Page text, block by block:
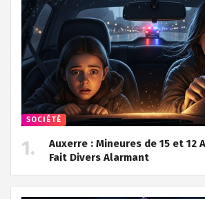
SOCIÉTÉ
Auxerre : Mineures de 15 et 12
Fait Divers Alarmant